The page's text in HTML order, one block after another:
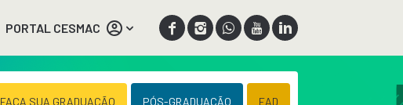
PORTAL CESMAC
FAÇA SUA GRADUAÇÃO PÓS-GRADUAÇÃO EAD